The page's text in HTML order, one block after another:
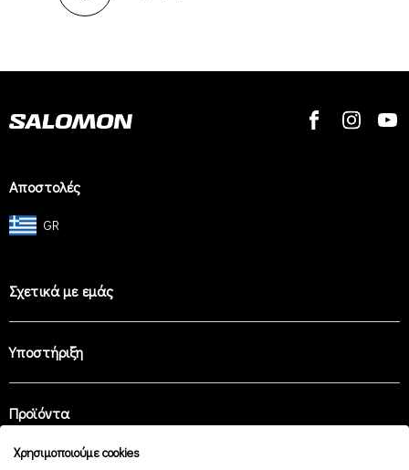
Αποστολές
GR
Σχετικά με εμάς
Υποστήριξη
Προϊόντα
Χρησιμοποιούμε cookies